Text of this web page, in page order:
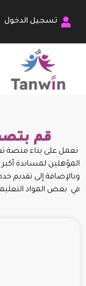
تسجيل الدخول
قم
نعمل على بناء منصة
المؤهلين لمساندة
وبالإضافة إلى تقديم
في بعض المواد